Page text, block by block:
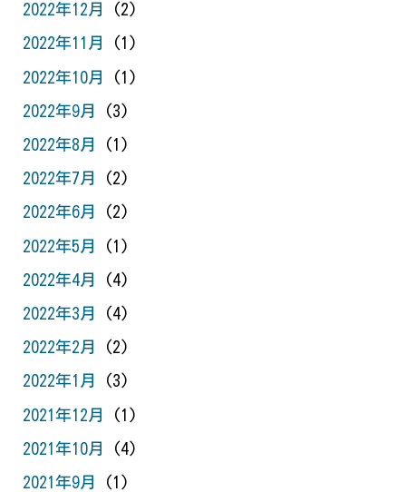
2022年12月 (2)
2022年11月 (1)
2022年10月 (1)
2022年9月 (3)
2022年8月 (1)
2022年7月 (2)
2022年6月 (2)
2022年5月 (1)
2022年4月 (4)
2022年3月 (4)
2022年2月 (2)
2022年1月 (3)
2021年12月 (1)
2021年10月 (4)
2021年9月 (1)